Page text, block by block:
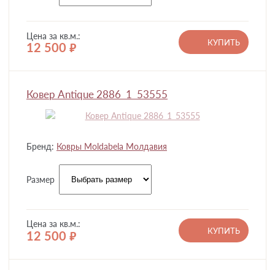
Цена за кв.м.:
12 500 руб.
КУПИТЬ
Ковер Antique 2886_1_53555
Бренд: Ковры Moldabela Молдавия
Размер
Цена за кв.м.:
12 500 руб.
КУПИТЬ